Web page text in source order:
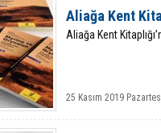
Aliağa Kent
Aliağa Kent
25 Kasım 2019